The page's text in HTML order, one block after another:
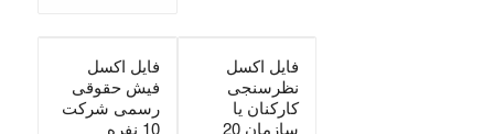
فایل اکسل
فیش حقوقی
رسمی شرکت
10 نفره
فایل اکسل
نظرسنجی
کارکنان یا
سازمان 20